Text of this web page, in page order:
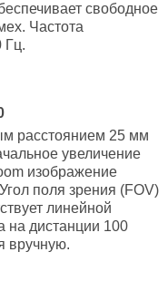
свободное
Частота
Гц.
расстоянием 25 мм
увеличение
изображение
поля зрения (FOV)
линейной
на дистанции 100
вручную.